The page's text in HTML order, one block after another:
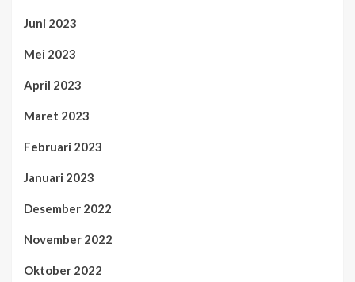
Juni 2023
Mei 2023
April 2023
Maret 2023
Februari 2023
Januari 2023
Desember 2022
November 2022
Oktober 2022